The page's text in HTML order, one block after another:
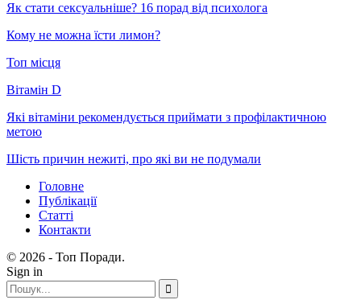
Як стати сексуальніше? 16 порад від психолога
Кому не можна їсти лимон?
Топ місця
Вітамін D
Які вітаміни рекомендується приймати з профілактичною
метою
Шість причин нежиті, про які ви не подумали
Головне
Публікації
Статті
Контакти
© 2026 - Топ Поради.
Sign in